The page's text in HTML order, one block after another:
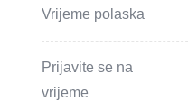
Vrijeme polaska
Prijavite se na
vrijeme